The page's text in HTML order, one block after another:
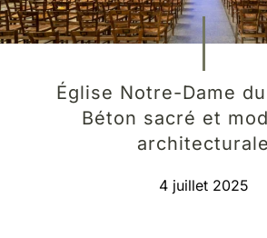
Église Notre-Dame
Béton sacré et
architecturale
4 juillet 2025